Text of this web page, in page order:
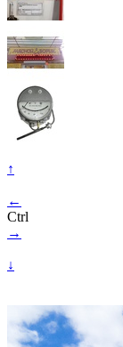
↑
←
Ctrl
→
↓